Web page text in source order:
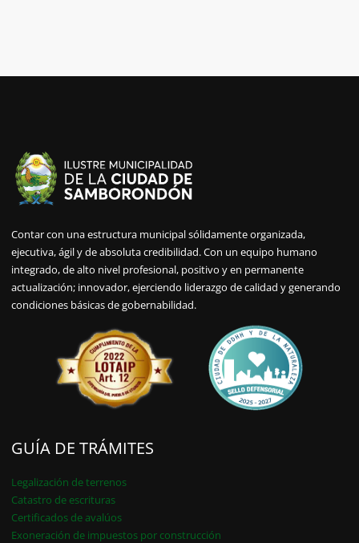
Contar con una estructura municipal sólidamente organizada,
ejecutiva, ágil y de absoluta credibilidad. Con un equipo humano
integrado, de alto nivel profesional, positivo y en permanente
actualización; innovador, ejerciendo liderazgo de calidad y generando
condiciones básicas de gobernabilidad.
GUÍA DE TRÁMITES
Legalización de terrenos
Catastro de escrituras
Certificados de avalúos
Exoneración de impuestos por construcción